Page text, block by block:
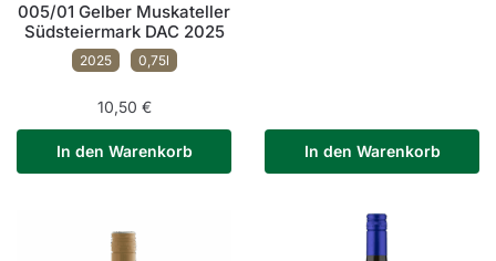
005/01 Gelber Muskateller
Südsteiermark DAC 2025
2025 0,75l
10,50 €
In den Warenkorb In den Warenkorb